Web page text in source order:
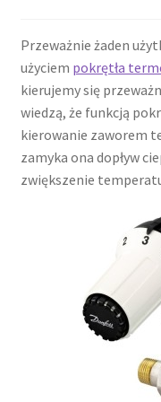
Przeważnie żaden
użyciem pokrętła
kierujemy się
wiedzą, że funkcją
kierowanie zaworem
zamyka ona dopływ
zwiększenie